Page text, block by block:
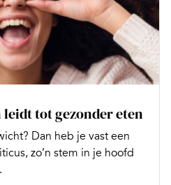
tot gezonder eten
Dan heb je vast een
zo’n stem in je hoofd